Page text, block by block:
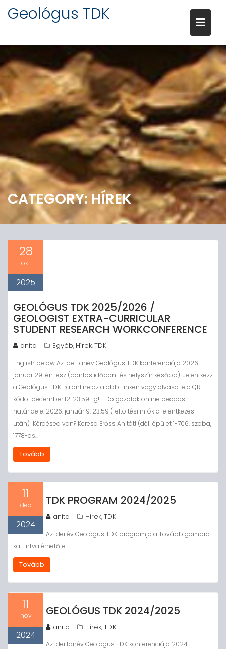
Geológus TDK
CATEGORY: HÍREK
28
okt
2025
GEOLÓGUS TDK 2025/2026 /
GEOLOGIST EXTRA-CURRICULAR
STUDENT RESEARCH WORKCONFERENCE
anita Egyéb, Hírek,TDK
English below Az idei tanév Geológus TDK konferenciája 2026.
január 29-én lesz (pontos időpont és helyszín később). Jelentkezz
a Geológus TDK-ra online az alábbi linken vagy olvasd le a QR
kódot december 12. 23:59-ig! Dolgozatok online beadási
határideje: 2026. január 9. 23:59 (feltöltési infók a jelentkezés
után) Kérdésed van? Keresd Erőss Anitát! (déli épület 1-706. szoba,
1778-as…
Tovább
11
dec
2024
TDK PROGRAM 2024/2025
anita Hírek,TDK
Az idei év Geológus TDK programja a Tovább gombra
kattintva érhető el:
Tovább
11
nov
2024
GEOLÓGUS TDK 2024/2025
anita Hírek,TDK
Az idei tanév Geológus TDK konferenciája 2024.